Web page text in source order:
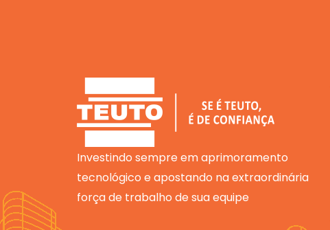
Investindo sempre em aprimoramento
tecnológico e apostando na extraordinária
força de trabalho de sua equipe